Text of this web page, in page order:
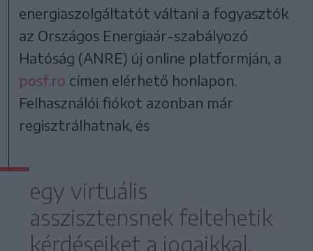
energiaszolgáltatót váltani a fogyasztók
az Országos Energiaár-szabályozó
Hatóság (ANRE) új online platformján, a
posf.ro címen elérhető honlapon.
Felhasználói fiókot azonban már
regisztrálhatnak, és
egy virtuális
asszisztensnek feltehetik
kérdéseiket a jogaikkal,